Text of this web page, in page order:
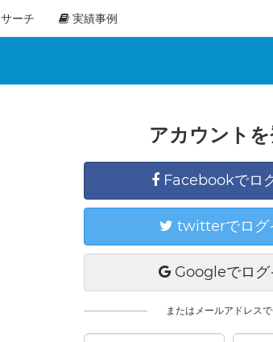
サーチ 実績事例
アカウント
Facebookでロ
twitterでログ
Googleでログ
またはメールアドレス